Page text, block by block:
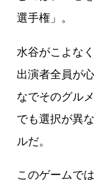
選手権」。
水谷がこよな
出演者全員が
なでそのグル
でも選択が異
ルだ。
このゲームで